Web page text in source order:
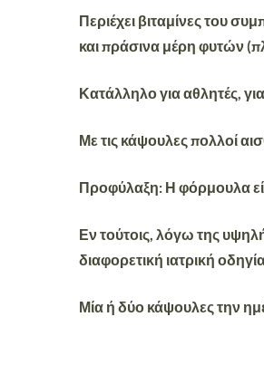
Περιέχει βιταμίνες του
και πράσινα μέρη φυτών
Κατάλληλο για αθλητές,
Με τις κάψουλες πολλοί
Προφύλαξη: Η φόρμουλα
Εν τούτοις, λόγω της
διαφορετική ιατρική
Μία ή δύο κάψουλες την